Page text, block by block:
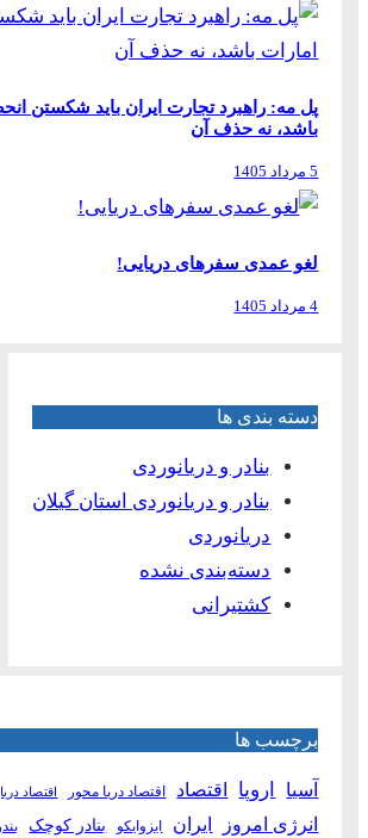
پل مه: راهبرد تجارت ایران باید شکستن
باشد، نه حذف آن
5 مرداد 1405
لغو عمدی سفرهای دریایی!
4 مرداد 1405
دسته بندی ها
بنادر و دریانوردی
بنادر و دریانوردی استان گیلان
دریانوردی
دسته‌بندی نشده
کشتیرانی
برچسب ها
آسیا اروپا اقتصاد اقتصاد دریا محور اقتصاد
انرژی امروز ایران ایزوایکو بنادر کوچک